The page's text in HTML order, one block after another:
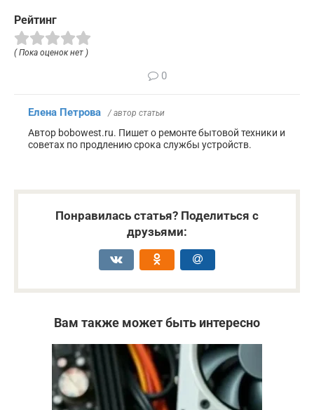
Рейтинг
( Пока оценок нет )
0
Елена Петрова / автор статьи
Автор bobowest.ru. Пишет о ремонте бытовой техники и
советах по продлению срока службы устройств.
Понравилась статья? Поделиться с
друзьями:
Вам также может быть интересно